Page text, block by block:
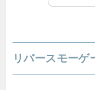
リバースモーゲ